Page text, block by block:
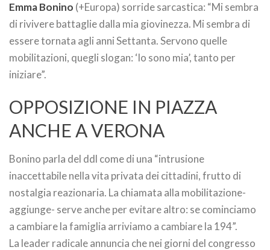
Emma Bonino (+Europa) sorride sarcastica: “Mi sembra
di rivivere battaglie dalla mia giovinezza. Mi sembra di
essere tornata agli anni Settanta. Servono quelle
mobilitazioni, quegli slogan: ‘Io sono mia’, tanto per
iniziare”.
OPPOSIZIONE IN PIAZZA
ANCHE A VERONA
Bonino parla del ddl come di una “intrusione
inaccettabile nella vita privata dei cittadini, frutto di
nostalgia reazionaria. La chiamata alla mobilitazione-
aggiunge- serve anche per evitare altro: se cominciamo
a cambiare la famiglia arriviamo a cambiare la 194”.
La leader radicale annuncia che nei giorni del congresso